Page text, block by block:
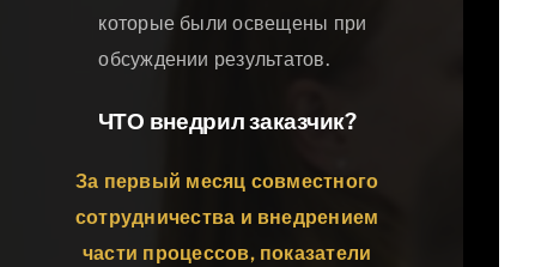
которые были освещены при
обсуждении результатов.
ЧТО внедрил заказчик?
За первый месяц совместного
сотрудничества и внедрением
части процессов, показатели